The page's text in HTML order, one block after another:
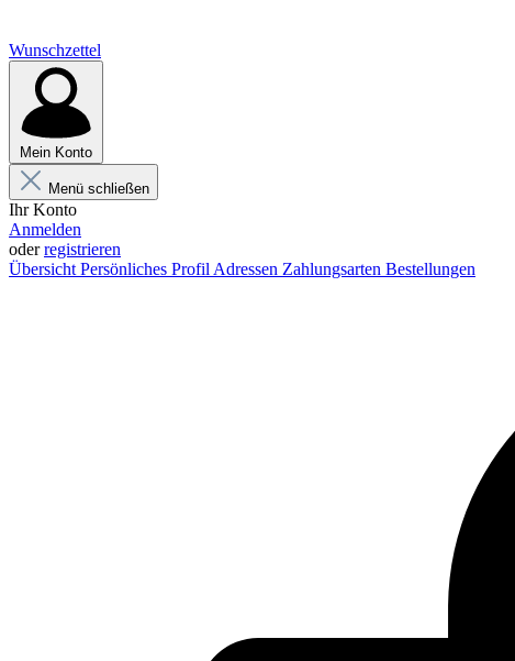
Wunschzettel
Mein Konto
Menü schließen
Ihr Konto
Anmelden
oderregistrieren
Übersicht Persönliches Profil Adressen Zahlungsarten Bestellungen